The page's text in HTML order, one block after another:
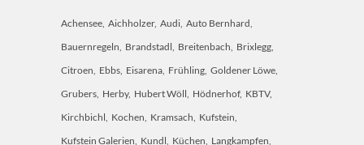
Achensee Aichholzer Audi Auto Bernhard
Bauernregeln Brandstadl Breitenbach Brixlegg
Citroen Ebbs Eisarena Frühling Goldener Löwe
Grubers Herby Hubert Wöll Hödnerhof KBTV
Kirchbichl Kochen Kramsach Kufstein
Kufstein Galerien Kundl Küchen Langkampfen